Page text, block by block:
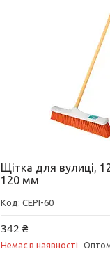
Щітка для вулиці,
120 мм
CEPI-60
342 ₴
Немає в наявності Оптом